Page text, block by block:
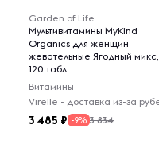
Garden of Life
Мультивитамины MyKind
Organics для женщин
жевательные Ягодный микс,
120 табл
Витамины
3 485 -9% 3 834